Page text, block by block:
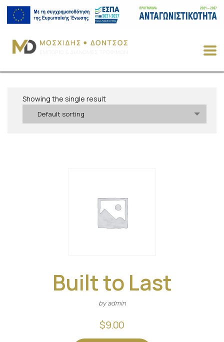
Showing the single result
Default sorting
Built to Last
by admin
$9.00